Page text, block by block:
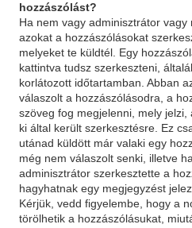
hozzászólást?
Ha nem vagy adminisztrátor
azokat a hozzászólásokat
melyeket te küldtél. Egy
kattintva tudsz szerkeszteni,
korlátozott időtartamban. Abban
válaszolt a hozzászólásodra, a
szöveg fog megjelenni, mely
ki által került szerkesztésre. Ez
utánad küldött már valaki egy
még nem válaszolt senki, illetve
adminisztrátor szerkesztette a
hagyhatnak egy megjegyzést
Kérjük, vedd figyelembe, hogy a
törölhetik a hozzászólásukat,